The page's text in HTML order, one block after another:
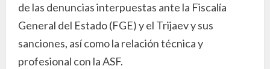
de las denuncias interpuestas ante la Fiscalía
General del Estado (FGE) y el Trijaev y sus
sanciones, así como la relación técnica y
profesional con la ASF.